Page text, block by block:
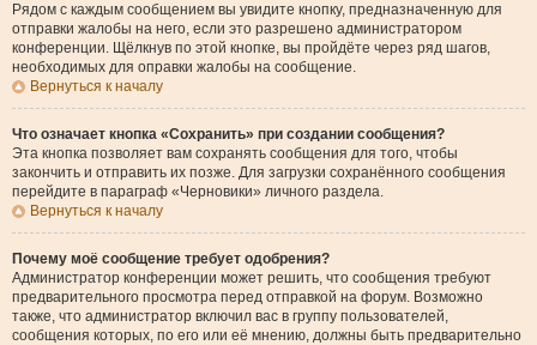
Рядом с каждым сообщением вы увидите кнопку, предназначенную для
отправки жалобы на него, если это разрешено администратором
конференции. Щёлкнув по этой кнопке, вы пройдёте через ряд шагов,
необходимых для оправки жалобы на сообщение.
Вернуться к началу
Что означает кнопка «Сохранить» при создании сообщения?
Эта кнопка позволяет вам сохранять сообщения для того, чтобы
закончить и отправить их позже. Для загрузки сохранённого сообщения
перейдите в параграф «Черновики» личного раздела.
Вернуться к началу
Почему моё сообщение требует одобрения?
Администратор конференции может решить, что сообщения требуют
предварительного просмотра перед отправкой на форум. Возможно
также, что администратор включил вас в группу пользователей,
сообщения которых, по его или её мнению, должны быть предварительно